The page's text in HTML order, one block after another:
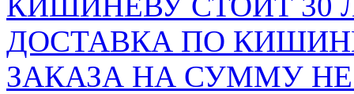
ДОСТАВКА ПО
ЗАКАЗА НА СУММУ НЕ